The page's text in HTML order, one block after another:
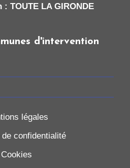
TOUTE LA GIRONDE
d'intervention
légales
confidentialité
Cookies